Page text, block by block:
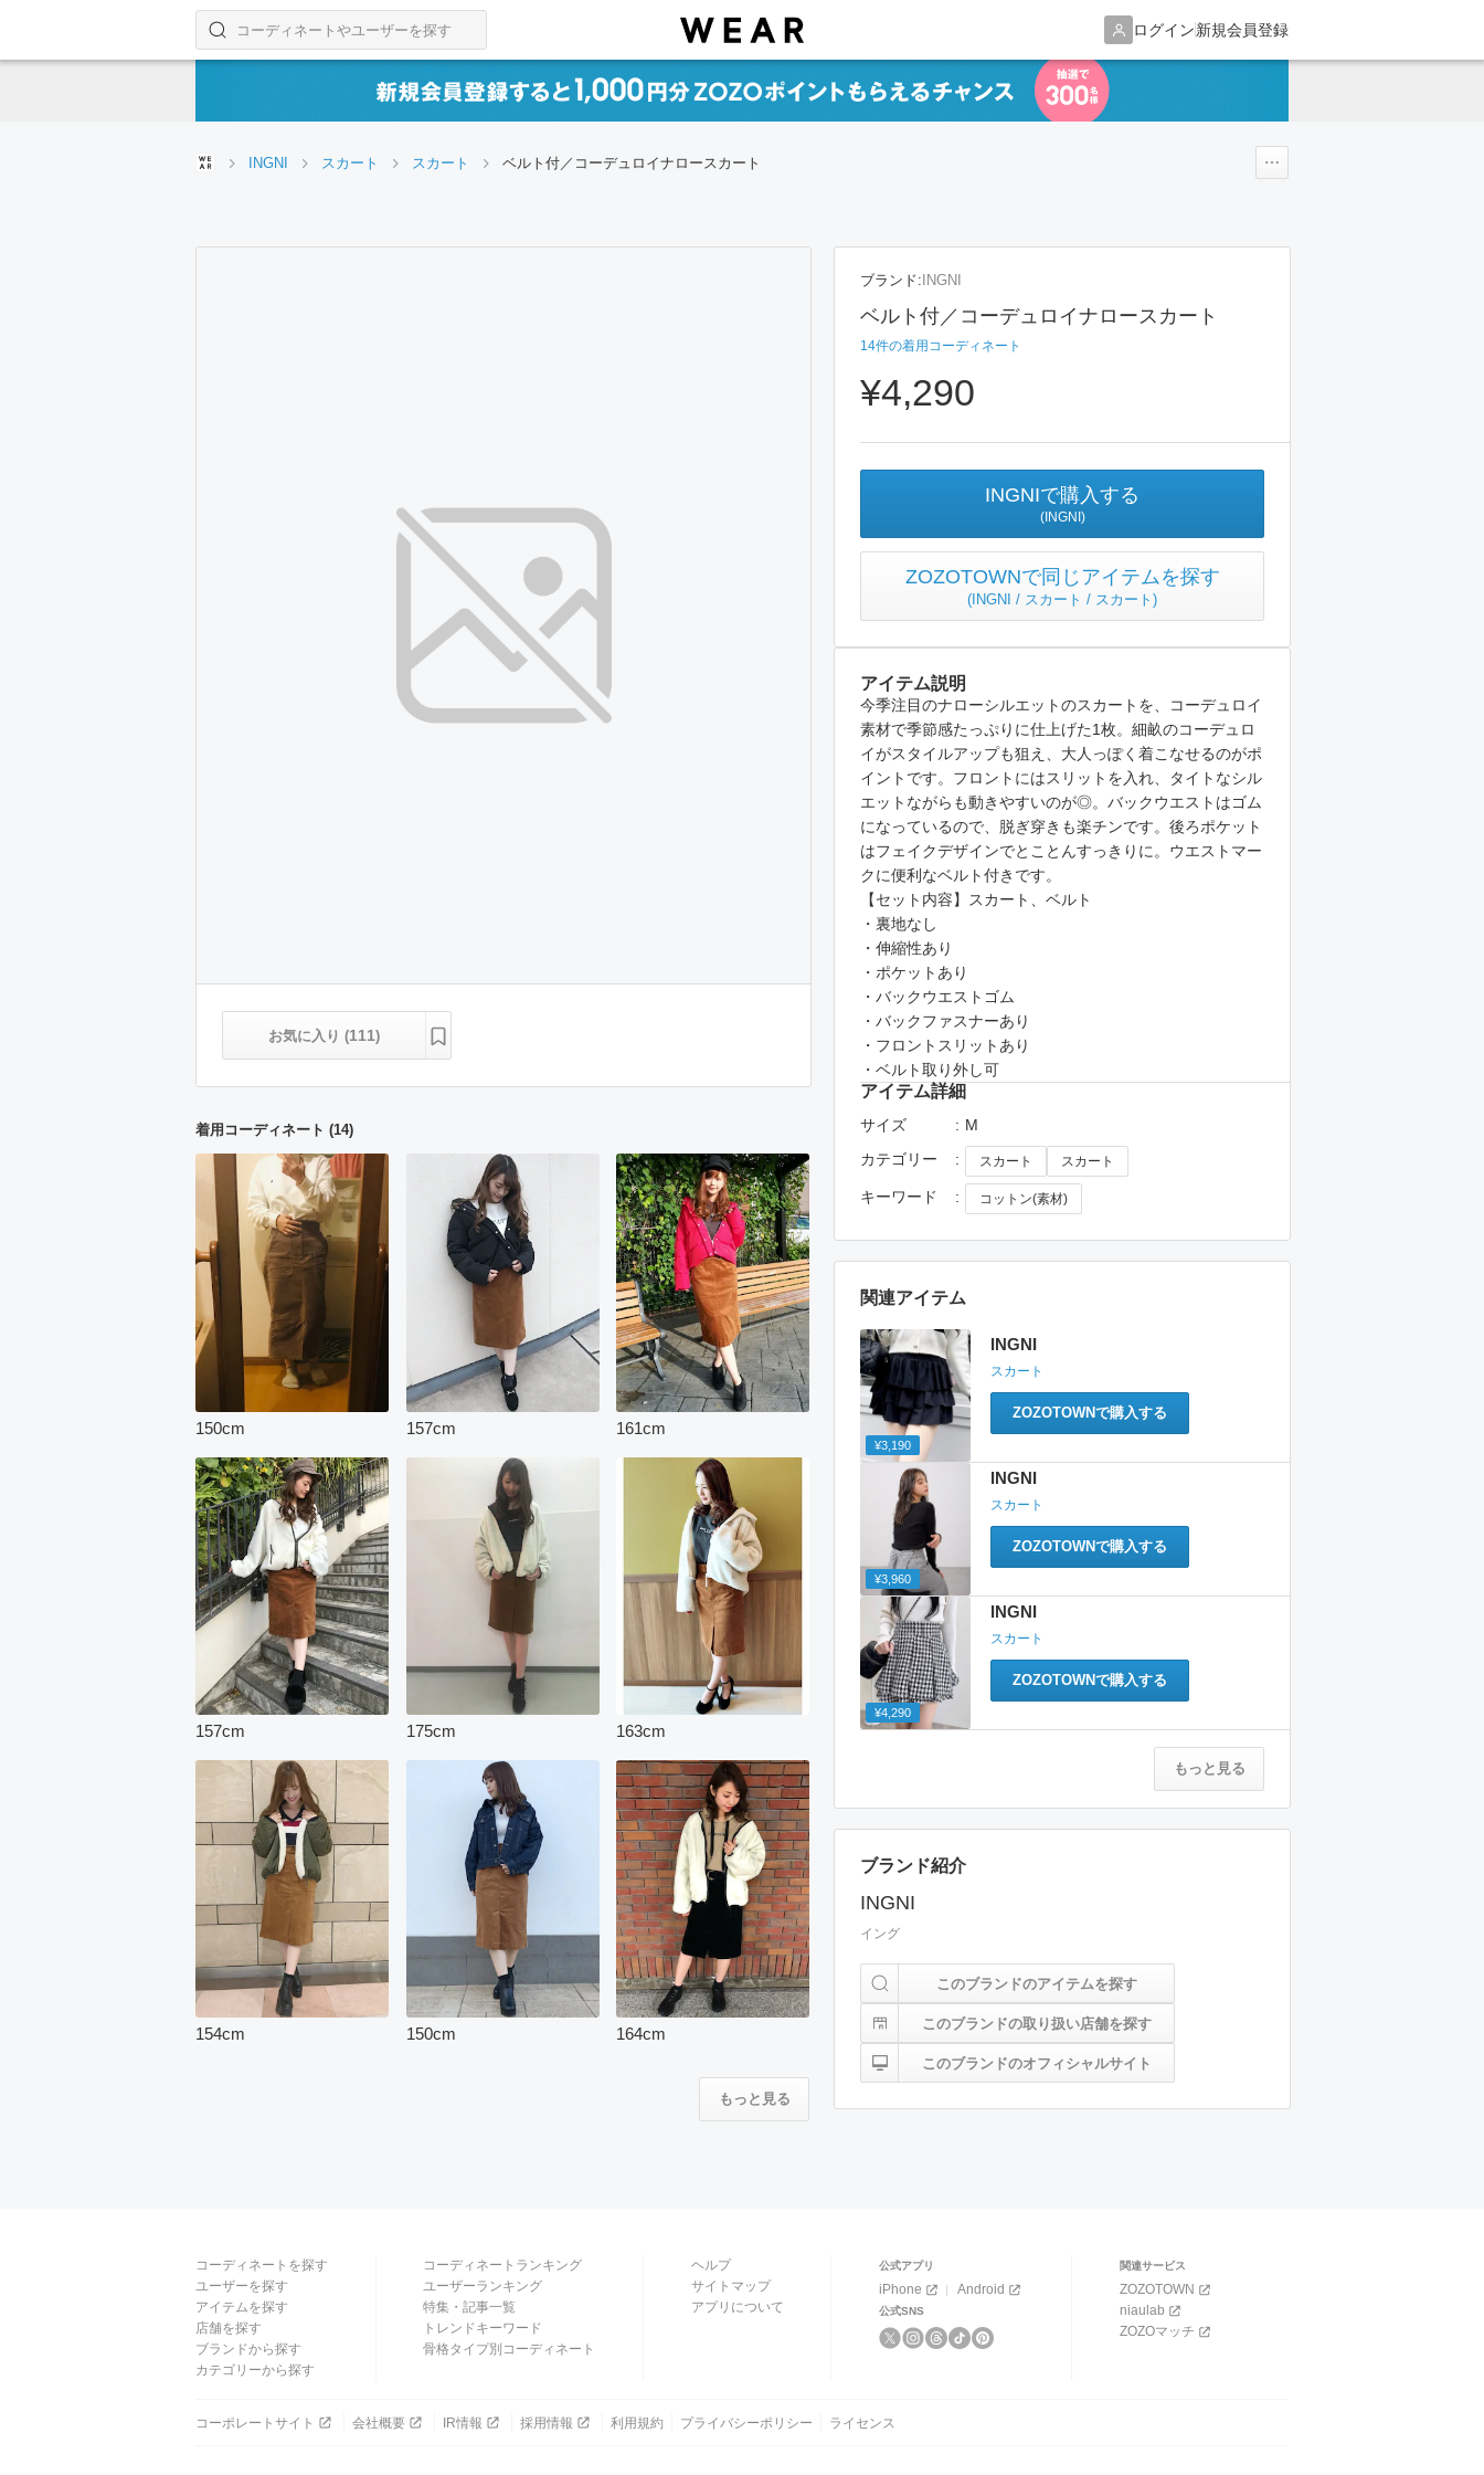
ログイン新規会員登録
コーディネートやユーザーを探す
検索する
INGNI スカート スカート ベルト付／コーデュロイナロースカート
お気に入り (111)
ブランド: INGNI
ベルト付／コーデュロイナロースカート
14件の着用コーディネート
¥4,290
INGNIで購入する
(INGNI)
ZOZOTOWNで同じアイテムを探す
( INGNI / スカート / スカート )
アイテム説明
今季注目のナローシルエットのスカートを、コーデュロイ
素材で季節感たっぷりに仕上げた1枚。細畝のコーデュロ
イがスタイルアップも狙え、大人っぽく着こなせるのがポ
イントです。フロントにはスリットを入れ、タイトなシル
エットながらも動きやすいのが◎。バックウエストはゴム
になっているので、脱ぎ穿きも楽チンです。後ろポケット
はフェイクデザインでとことんすっきりに。ウエストマー
クに便利なベルト付きです。
【セット内容】スカート、ベルト
・裏地なし
・伸縮性あり
・ポケットあり
・バックウエストゴム
・バックファスナーあり
・フロントスリットあり
・ベルト取り外し可
アイテム詳細
サイズ
M
カテゴリー
スカート スカート
キーワード コットン(素材)
関連アイテム
¥3,190
INGNI
スカート
ZOZOTOWNで購入する
¥3,960
INGNI
スカート
ZOZOTOWNで購入する
¥4,290
INGNI
スカート
ZOZOTOWNで購入する
もっと見る
ブランド紹介
INGNI
イング
このブランドのアイテムを探す
このブランドの取り扱い店舗を探す
このブランドのオフィシャルサイト
着用コーディネート (14)
150cm 157cm 161cm
157cm 175cm 163cm
154cm 150cm 164cm
もっと見る
コーディネートを探す
ユーザーを探す
アイテムを探す
店舗を探す
ブランドから探す
カテゴリーから探す
コーディネートランキング
ユーザーランキング
特集・記事一覧
トレンドキーワード
骨格タイプ別コーディネート
ヘルプ
サイトマップ
アプリについて
公式アプリ
iPhone Android
公式SNS
関連サービス
ZOZOTOWN
niaulab
ZOZOマッチ
コーポレートサイト 会社概要 IR情報 採用情報 利用規約 プライバシーポリシー ライセンス